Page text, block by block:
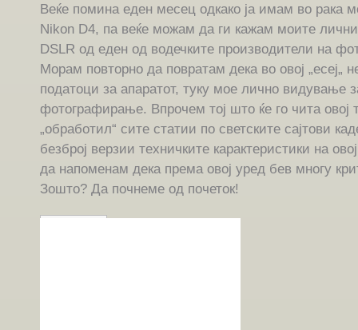
Веќе помина еден месец одкако ја имам во рака
Nikon D4, па веќе можам да ги кажам моите лични
DSLR од еден од водечките производители на
Морам повторно да повратам дека во овој „есеј„
податоци за апаратот, туку мое лично видување
фотографирање. Впрочем тој што ќе го чита овој
„обработил“ сите статии по светските сајтови
безброј верзии техничките карактеристики на
да напоменам дека према овој уред бев многу
Зошто? Да почнеме од почеток!